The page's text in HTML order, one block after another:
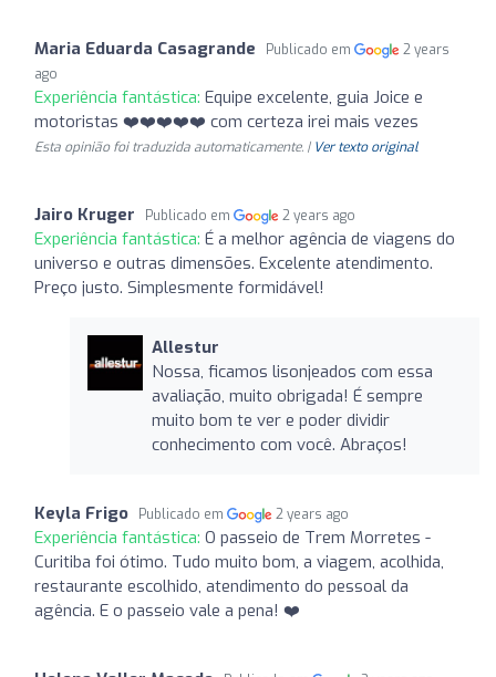
Maria Eduarda Casagrande Publicado em
2 years
ago
Experiência fantástica: Equipe excelente, guia Joice e
motoristas ❤️❤️❤️❤️❤️ com certeza irei mais vezes
Esta opinião foi traduzida automaticamente. | Ver texto original
Jairo Kruger Publicado em 2 years ago
Experiência fantástica: É a melhor agência de viagens do
universo e outras dimensões. Excelente atendimento.
Preço justo. Simplesmente formidável!
Allestur
Nossa, ficamos lisonjeados com essa
avaliação, muito obrigada! É sempre
muito bom te ver e poder dividir
conhecimento com você. Abraços!
Keyla Frigo Publicado em 2 years ago
Experiência fantástica: O passeio de Trem Morretes -
Curitiba foi ótimo. Tudo muito bom, a viagem, acolhida,
restaurante escolhido, atendimento do pessoal da
agência. E o passeio vale a pena! ❤️